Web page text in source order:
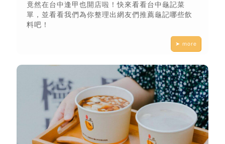
竟然在台中逢甲也開店啦！快來看看台中龜記菜
單，並看看我們為你整理出網友們推薦龜記哪些飲
料吧！
➤ more